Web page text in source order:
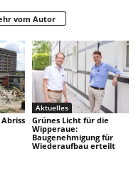
vom Autor
Aktuelles
Grünes Licht für die
Wipperaue:
Baugenehmigung für
Wiederaufbau erteilt